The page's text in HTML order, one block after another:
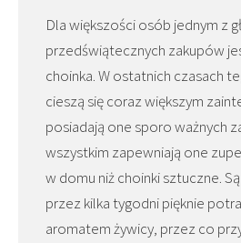
Dla większości osób jednym z
przedświątecznych zakupów
choinka. W ostatnich czasach
cieszą się coraz większym
posiadają one sporo ważnych
wszystkim zapewniają one
w domu niż choinki sztuczne.
przez kilka tygodni pięknie
aromatem żywicy, przez co